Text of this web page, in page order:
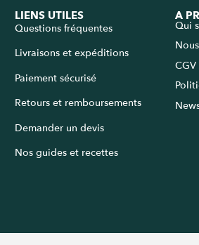
LIENS UTILES
Questions fréquentes
Livraisons et expéditions
Paiement sécurisé
Retours et remboursements
Demander un devis
Nos guides et recettes
A
Qui
CGV